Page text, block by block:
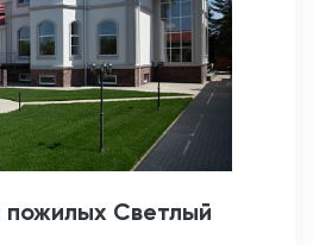
пожилых Светлый